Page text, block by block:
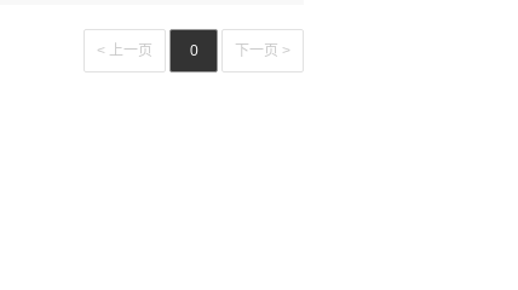
< 上一页 0 下一页 >